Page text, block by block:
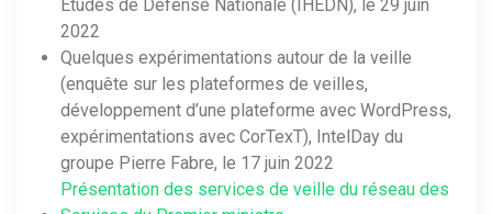
Études de Défense Nationale (IHEDN), le 29 juin
2022
Quelques expérimentations autour de la veille
(enquête sur les plateformes de veilles,
développement d’une plateforme avec WordPress,
expérimentations avec CorTexT), IntelDay du
groupe Pierre Fabre, le 17 juin 2022
Présentation des services de veille du réseau des